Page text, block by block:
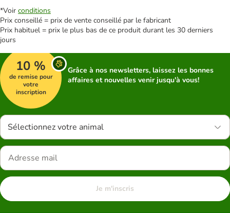
*Voir conditions
Prix conseillé = prix de vente conseillé par le fabricant
Prix habituel = prix le plus bas de ce produit durant les 30 derniers
jours
10 %
de remise pour
votre
inscription
Grâce à nos newsletters, laissez les bonnes
affaires et nouvelles venir jusqu'à vous!
Sélectionnez votre animal
Je m'inscris